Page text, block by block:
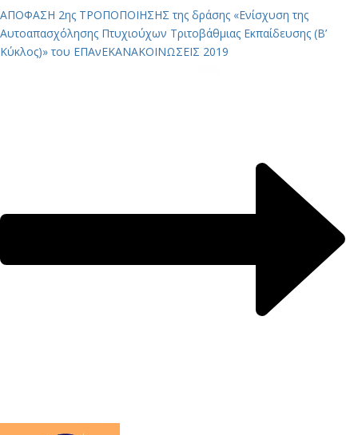
ΑΠΟΦΑΣΗ 2ης ΤΡΟΠΟΠΟΙΗΣΗΣ της δράσης «Ενίσχυση της
Αυτοαπασχόλησης Πτυχιούχων Τριτοβάθμιας Εκπαίδευσης (Β’
Κύκλος)» του ΕΠΑνΕΚΑΝΑΚΟΙΝΩΣΕΙΣ 2019